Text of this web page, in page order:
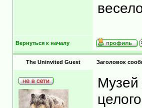
Вернуться к началу
The Uninvited Guest Заголовок
Музей